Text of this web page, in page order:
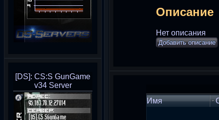
[DS]: CS:S GunGame
v34 Server
Описание
Нет описания
Добавить описание
Имя